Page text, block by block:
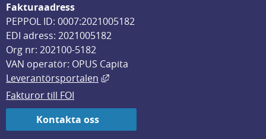
Fakturaadress
PEPPOL ID: 0007:2021005182
EDI adress: 2021005182
Org nr: 202100-5182
VAN operatör: OPUS Capita
Leverantörsportalen
Länk till annan webbplats, öppnas
Fakturor till FOI
Kontakta oss